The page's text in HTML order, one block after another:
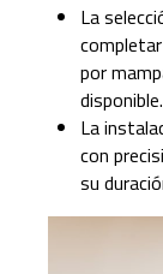
La
por
disponible.
La
con
su